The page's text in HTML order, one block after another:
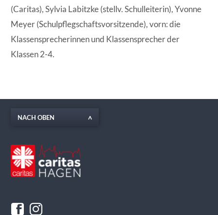
(Caritas), Sylvia Labitzke (stellv. Schulleiterin), Yvonne
Meyer (Schulpflegschaftsvorsitzende), vorn: die
Klassensprecherinnen und Klassensprecher der
Klassen 2-4.
NACH OBEN